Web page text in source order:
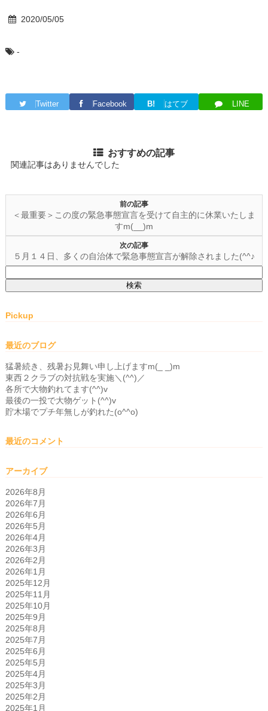
2020/05/05
-
Twitter Facebook B! はてブ LINE
おすすめの記事
関連記事はありませんでした
前の記事
＜最重要＞この度の緊急事態宣言を受けて自主的に休業いたしま
すm(__)m
次の記事
５月１４日、多くの自治体で緊急事態宣言が解除されました(^^♪
索:
Pickup
最近のブログ
猛暑続き、残暑お見舞い申し上げますm(_ _)m
東西２クラブの対抗戦を実施＼(^^)／
各所で大物釣れてます(^^)v
最後の一投で大物ゲット(^^)v
貯木場でプチ年無しが釣れた(o^^o)
最近のコメント
アーカイブ
2026年8月
2026年7月
2026年6月
2026年5月
2026年4月
2026年3月
2026年2月
2026年1月
2025年12月
2025年11月
2025年10月
2025年9月
2025年8月
2025年7月
2025年6月
2025年5月
2025年4月
2025年3月
2025年2月
2025年1月